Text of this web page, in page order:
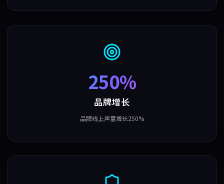
250%
品牌增长
品牌线上声量增长250%